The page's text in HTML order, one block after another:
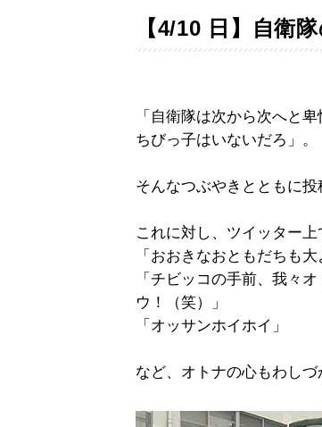
【4/10 日】自衛
「自衛隊は次から次へと
ちびっ子はいないだろ」。
そんなつぶやきとともに
これに対し、ツイッター上
「おおきなおともだちも大
「チビッコの手前、我々
ウ！（笑）」
「オッサンホイホイ」
など、オトナの心もわしづ